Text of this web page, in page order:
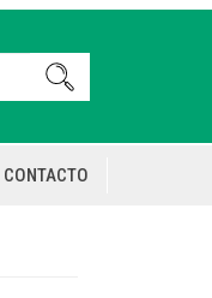
Buscar
CONTACTO